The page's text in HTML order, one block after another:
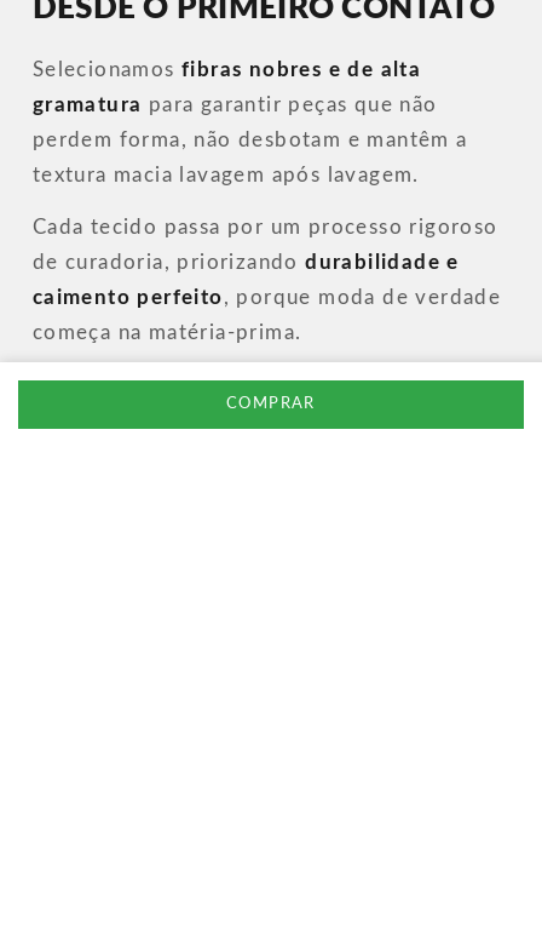
COMPRAR
DESDE O PRIMEIRO CONTATO
Selecionamosfibras nobres e de alta
gramatura para garantir peças que não
perdem forma, não desbotam e mantêm a
textura macia lavagem após lavagem.
Cada tecido passa por um processo rigoroso
de curadoria, priorizandodurabilidade e
caimento perfeito, porque moda de verdade
começa na matéria-prima.